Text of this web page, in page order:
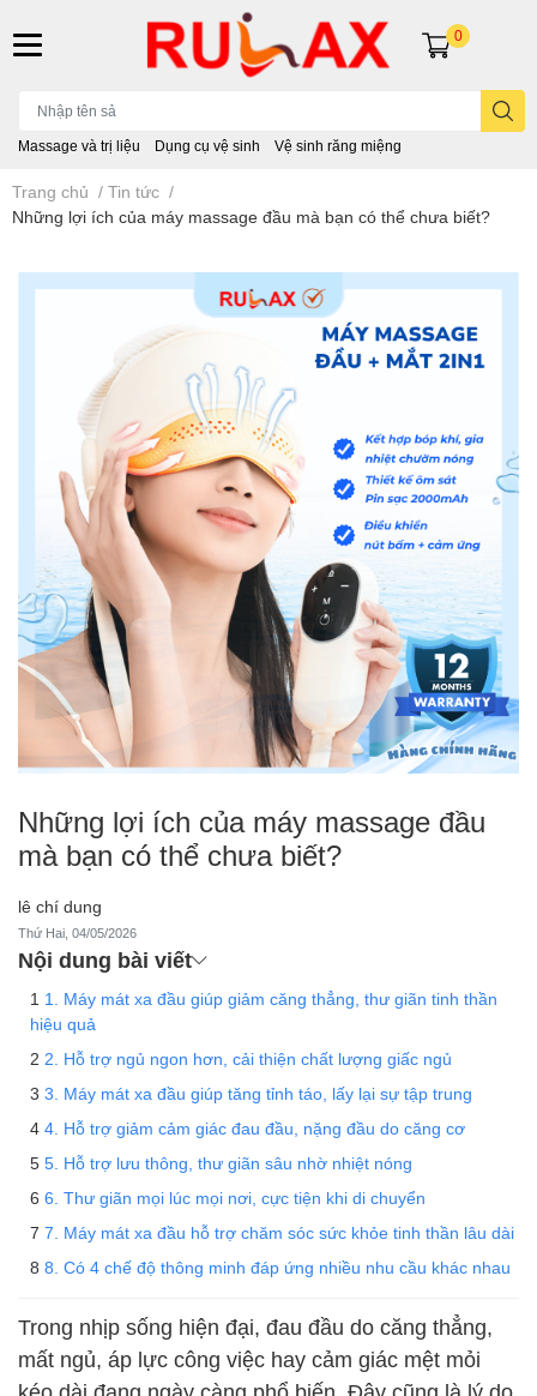
Massage và trị liệu Dụng cụ vệ sinh Vệ sinh răng miệng
0
Trang chủ / Tin tức /
Những lợi ích của máy massage đầu mà bạn có thể chưa biết?
Những lợi ích của máy massage đầu
mà bạn có thể chưa biết?
lê chí dung
Thứ Hai, 04/05/2026
Nội dung bài viết
1. Máy mát xa đầu giúp giảm căng thẳng, thư giãn tinh thần
hiệu quả
2. Hỗ trợ ngủ ngon hơn, cải thiện chất lượng giấc ngủ
3. Máy mát xa đầu giúp tăng tỉnh táo, lấy lại sự tập trung
4. Hỗ trợ giảm cảm giác đau đầu, nặng đầu do căng cơ
5. Hỗ trợ lưu thông, thư giãn sâu nhờ nhiệt nóng
6. Thư giãn mọi lúc mọi nơi, cực tiện khi di chuyển
7. Máy mát xa đầu hỗ trợ chăm sóc sức khỏe tinh thần lâu dài
8. Có 4 chế độ thông minh đáp ứng nhiều nhu cầu khác nhau
Trong nhịp sống hiện đại, đau đầu do căng thẳng,
mất ngủ, áp lực công việc hay cảm giác mệt mỏi